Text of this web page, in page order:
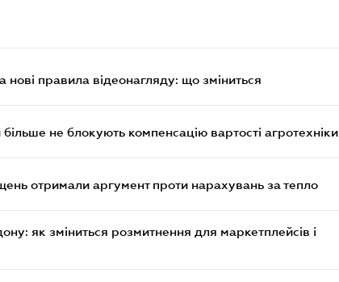
нові правила відеонагляду: що зміниться
не блокують компенсацію вартості агротехніки
отримали аргумент проти нарахувань за тепло
як зміниться розмитнення для маркетплейсів і